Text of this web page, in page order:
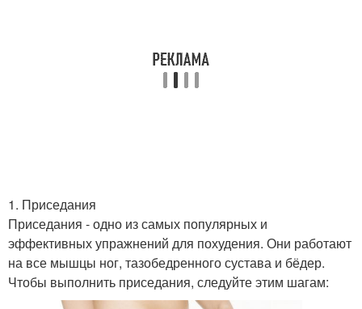
1. Приседания
Приседания - одно из самых популярных и
эффективных упражнений для похудения. Они работают
на все мышцы ног, тазобедренного сустава и бёдер.
Чтобы выполнить приседания, следуйте этим шагам: